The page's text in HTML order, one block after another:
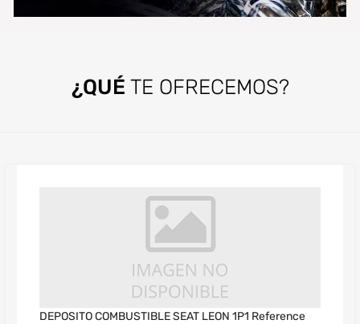
¿QUÉ TE OFRECEMOS?
DEPOSITO COMBUSTIBLE SEAT LEON 1P1 Reference